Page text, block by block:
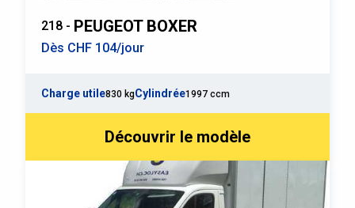
218 - PEUGEOT BOXER
Dès CHF 104/jour
Charge utile830 kgCylindrée1997 ccm
Découvrir le modèle